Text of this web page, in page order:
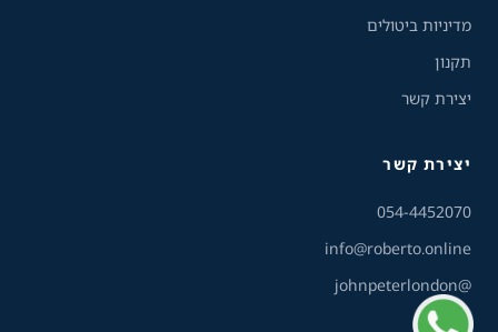
מדיניות ביטולים
תקנון
יצירת קשר
יצירת קשר
054-4452070
info@roberto.online
@johnpeterlondon
שירות הלקוחות והמכירות